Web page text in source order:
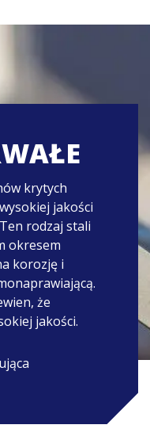
krytych
jakości
rodzaj stali
okresem
korozję i
że
jakości.